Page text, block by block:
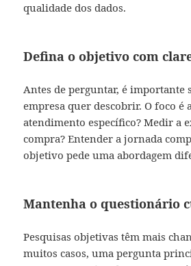
qualidade dos dados.
Defina o objetivo com
Antes de perguntar, é importante
empresa quer descobrir. O foco é
atendimento específico? Medir a
compra? Entender a jornada
objetivo pede uma abordagem
Mantenha o questionário
Pesquisas objetivas têm mais
muitos casos, uma pergunta